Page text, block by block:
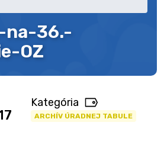
na-36.-
OZ
Kategória
ARCHÍV ÚRADNEJ TABULE